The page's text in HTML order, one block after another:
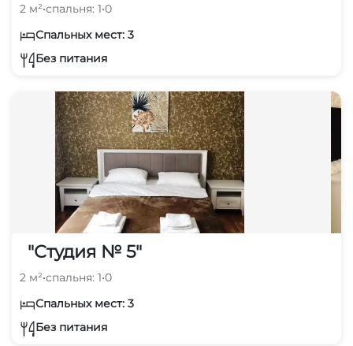
2 м²•спальня: 1•0
Спальных мест: 3
Без питания
"Студия № 5"
2 м²•спальня: 1•0
Спальных мест: 3
Без питания